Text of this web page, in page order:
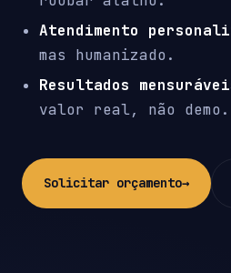
Atendimento
mas humanizado.
Resultados
valor real, não demo.
Solicitar orçamento→